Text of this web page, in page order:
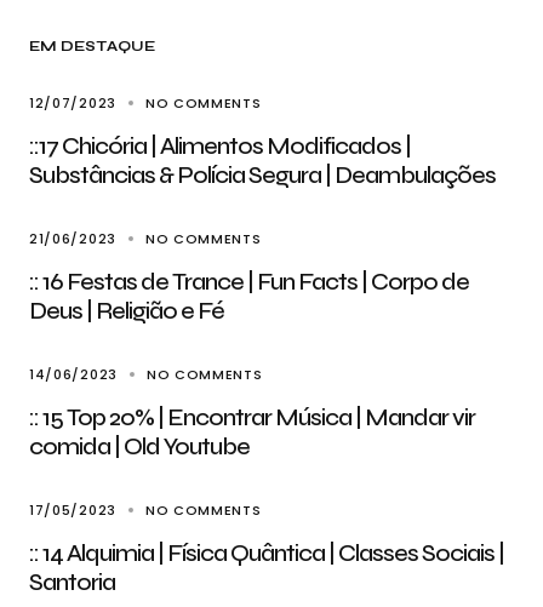
EM DESTAQUE
12/07/2023 NO COMMENTS
::17 Chicória | Alimentos Modificados |
Substâncias & Polícia Segura | Deambulações
21/06/2023 NO COMMENTS
:: 16 Festas de Trance | Fun Facts | Corpo de
Deus | Religião e Fé
14/06/2023 NO COMMENTS
:: 15 Top 20% | Encontrar Música | Mandar vir
comida | Old Youtube
17/05/2023 NO COMMENTS
:: 14 Alquimia | Física Quântica | Classes Sociais |
Santoria